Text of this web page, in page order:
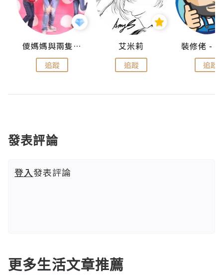
儍媽媽與兩隻小魔怪之家
追蹤
艾米莉
追蹤 追蹤
發表評論
登入發表評論
更多生活文章推薦